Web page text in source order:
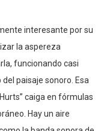
interesante por su
la aspereza
funcionando casi
paisaje sonoro. Esa
caiga en fórmulas
Hay un aire